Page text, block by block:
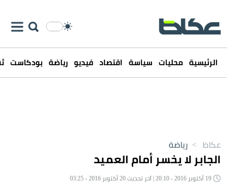
الرئيسية محليات سياسة اقتصاد فيديو رياضة بودكاست
عكاظ > رياضة
الجابر لا يخسر أمام العميد